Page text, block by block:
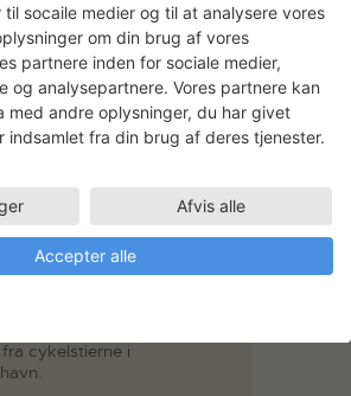
eller sårbare
har været
i Ane
billedarbejde.
indgår som en vigtig del
fiskenet og olieret
Senere nedarvet
eller aflagte skjorter
i banker:
cykelstierne i
socaile medier og til at analysere vores
om din brug af vores
partnere inden for sociale medier,
og analysepartnere. Vores partnere kan
med andre oplysninger, du har givet
indsamlet fra din brug af deres tjenester.
Afvis alle
Accepter alle